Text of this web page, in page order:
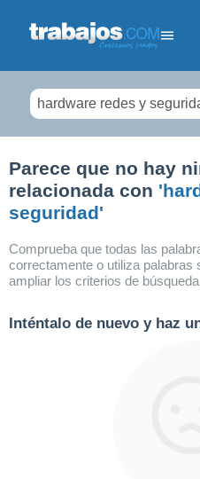
Parece que no hay
relacionada con
seguridad'
Comprueba que todas las
correctamente o utiliza palabras
ampliar los criterios de
Inténtalo de nuevo y haz